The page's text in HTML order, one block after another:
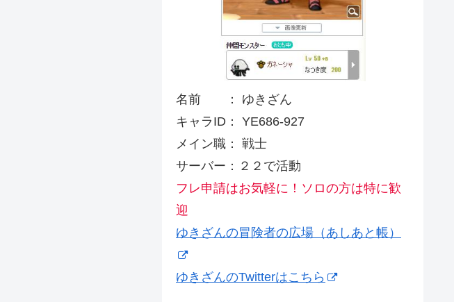
名前 ： ゆきざん
キャラID： YE686-927
メイン職： 戦士
サーバー：２２で活動
フレ申請はお気軽に！ソロの方は特に歓
迎
ゆきざんの冒険者の広場（あしあと帳）
ゆきざんのTwitterはこちら